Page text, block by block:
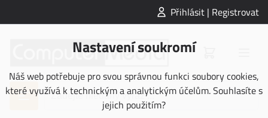
Přihlásit | Registrovat
Nastavení soukromí
Náš web potřebuje pro svou správnou funkci soubory cookies,
které využívá k technickým a analytickým účelům. Souhlasíte s
jejich použitím?